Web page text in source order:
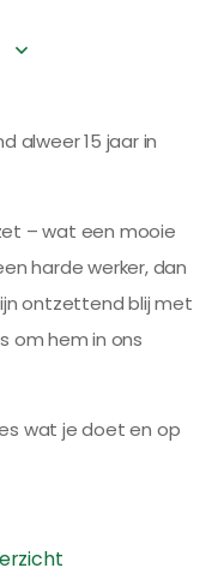
alweer 15 jaar in
– wat een mooie
harde werker, dan
ontzettend blij met
om hem in ons
wat je doet en op